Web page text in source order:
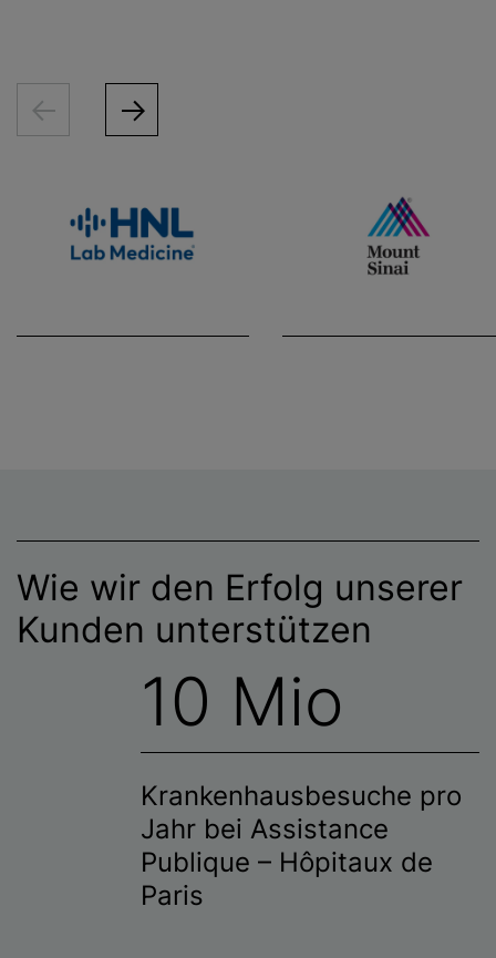
Wie wir den Erfolg unserer
Kunden unterstützen
10 Mio
Krankenhausbesuche pro
Jahr bei Assistance
Publique – Hôpitaux de
Paris